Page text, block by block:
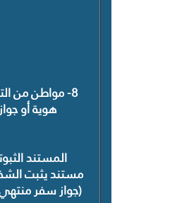
8- مواطن من
هوية أو
المستند
مستند يثبت
(جواز سفر